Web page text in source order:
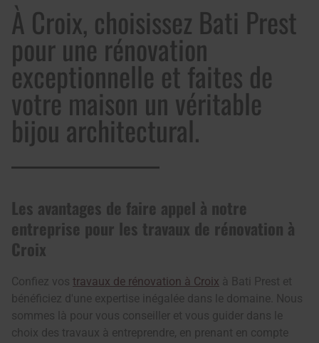
À Croix, choisissez Bati Prest
pour une rénovation
exceptionnelle et faites de
votre maison un véritable
bijou architectural.
Les avantages de faire appel à notre
entreprise pour les travaux de rénovation à
Croix
Confiez vos travaux de rénovation à Croix à Bati Prest et
bénéficiez d'une expertise inégalée dans le domaine. Nous
sommes là pour vous conseiller et vous guider dans le
choix des travaux à entreprendre, en prenant en compte